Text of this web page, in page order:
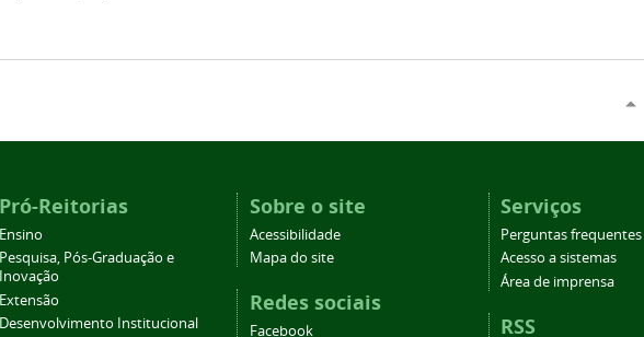
Pró-Reitorias
Ensino
Pesquisa, Pós-Graduação e
Inovação
Extensão
Desenvolvimento Institucional
Sobre o site
Acessibilidade
Mapa do site
Redes sociais
Facebook
Serviços
Perguntas frequentes
Acesso a sistemas
Área de imprensa
RSS